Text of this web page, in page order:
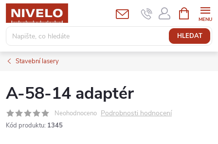
Přejít
obsah
HLEDAT
NÁKUPNÍ
KOŠÍK
Stavební lasery
A-58-14 adaptér
Neohodnoceno Podrobnosti hodnocení
Kód produktu: 1345